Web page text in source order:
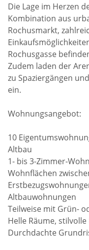
Die Lage im Herzen
Kombination aus
Rochusmarkt,
Rochusgasse
Zudem laden der
zu Spaziergängen
ein.
Wohnungsangebot:
10
Altbau
1- bis 3-Zimmer-
Wohnflächen
Altbauwohnungen
Teilweise mit Grün-
Helle Räume,
Durchdachte